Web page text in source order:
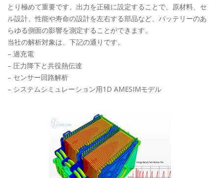
とり極めて重要です。出力を正確に設定することで、原材料、セ
ル設計、性能や寿命の設計を左右する部品など、バッテリーのあ
らゆる側面の影響を測定することができます。
当社の解析対象は、下記の通りです。
– 過充電
– 圧力降下と共役熱伝達
– センサー回路解析
– システムシミュレーション用1D AMESIMモデル